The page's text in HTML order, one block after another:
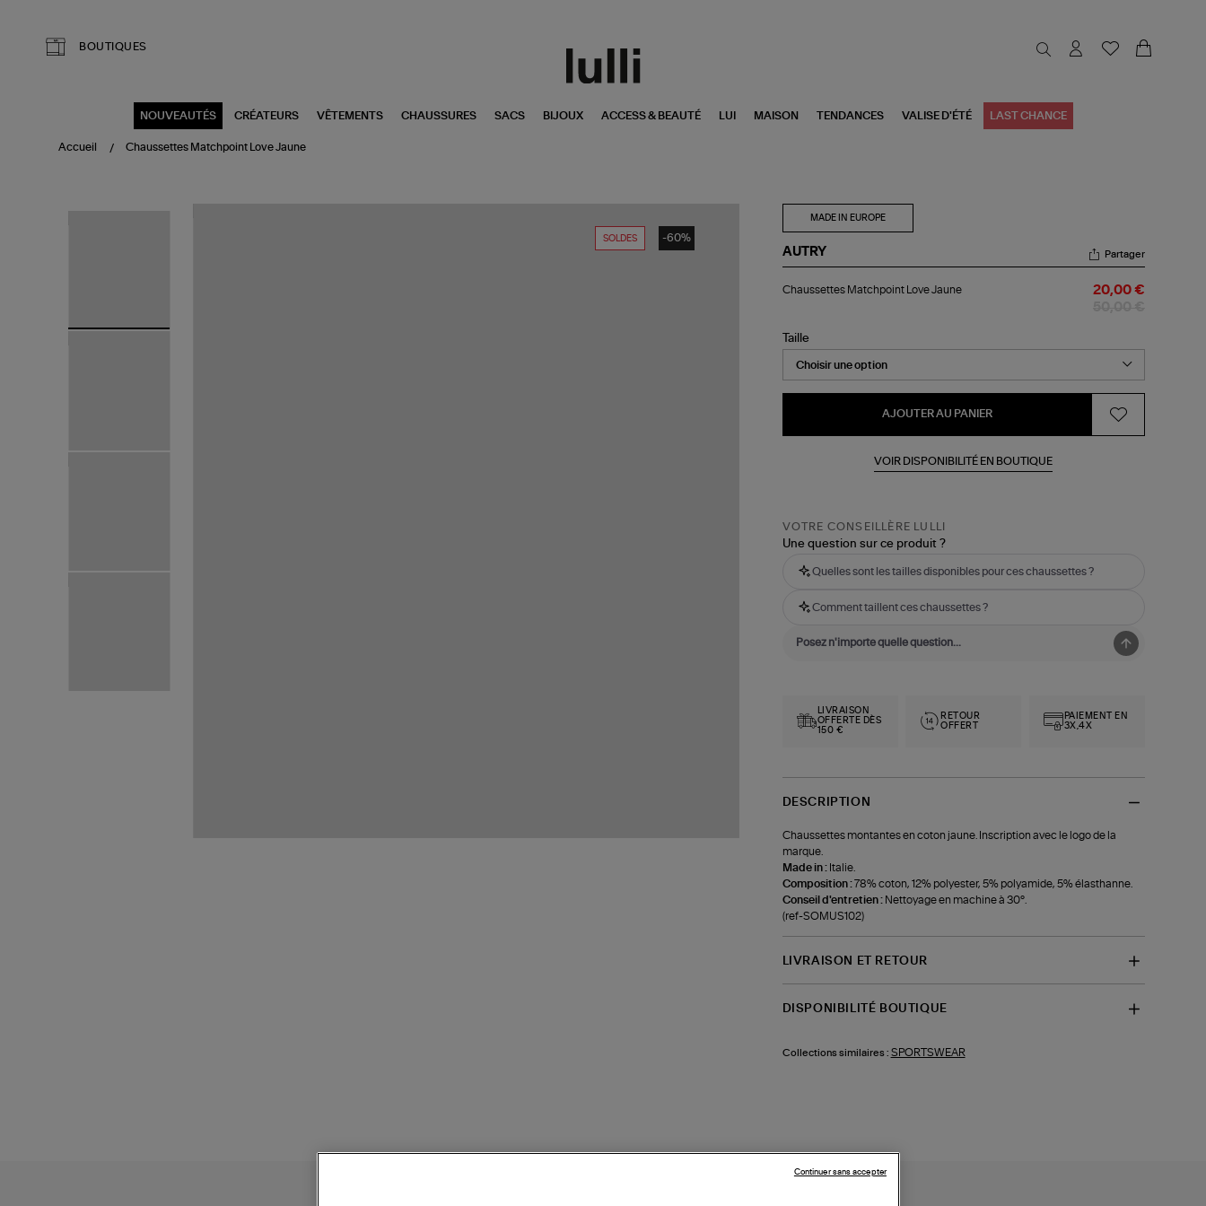
BOUTIQUES
NOUVEAUTÉS CRÉATEURS VÊTEMENTS CHAUSSURES SACS BIJOUX ACCESS & BEAUTÉ LUI MAISON TENDANCES VALISE D'ÉTÉ LAST CHANCE
Accueil Chaussettes Matchpoint Love Jaune
SOLDES -60%
MADE IN EUROPE
AUTRY
Matchpoint
Partager
Chaussettes Matchpoint Love Jaune 20,00 €
Taille
AJOUTER AU PANIER
VOIR DISPONIBILITÉ EN BOUTIQUE
VOTRE CONSEILLÈRE LULLI
Une question sur ce produit ?
Quelles sont les tailles disponibles pour ces chaussettes ?
Comment taillent ces chaussettes ?
LIVRAISON
OFFERTE DÈS
150 €
RETOUR
OFFERT
PAIEMENT EN
3X,4X
DESCRIPTION
Chaussettes montantes en coton jaune. Inscription avec le logo de la
marque.
Made in : Italie.
Composition :78% coton, 12% polyester, 5% polyamide, 5% élasthanne.
Conseil d'entretien : Nettoyage en machine à 30°.
(ref-SOMUS102)
LIVRAISON ET RETOUR
DISPONIBILITÉ BOUTIQUE
Collections similaires : SPORTSWEAR
Continuer sans accepter